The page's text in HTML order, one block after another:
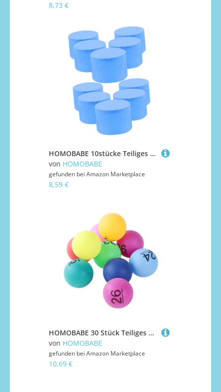
8,73 €
HOMOBABE 10stücke Teiliges Ant Farm Stopp-Pads Ants Habitat Feuchtigkeitsschutz Speziell Für Ameisen-Nester Effektive Wasserblockierung Für Testrohre Optimale Bedingungen Für
von HOMOBABE
gefunden bei Amazon Marketplace
8,59 €
HOMOBABE 30 Stück Teiliges Nummerierte Lotteriekugeln aus Kunststoff Bunte Kleine Partyspiel bälle Leichte Runde Raffle Drawing Balls für Bingo Tombola Feierlichkeiten und Spiele
von HOMOBABE
gefunden bei Amazon Marketplace
10,69 €